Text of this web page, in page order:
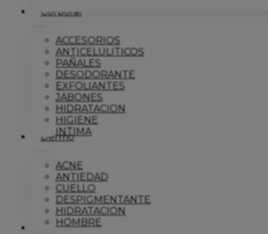
Corporal
ACCESORIOS
ANTICELULITICOS
PAÑALES
DESODORANTE
EXFOLIANTES
JABONES
HIDRATACION
HIGIENE
INTIMA
Dermo
ACNE
ANTIEDAD
CUELLO
DESPIGMENTANTE
HIDRATACION
HOMBRE
Solar